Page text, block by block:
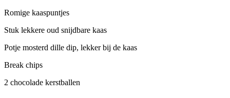
Romige kaaspuntjes
Stuk lekkere oud snijdbare kaas
Potje mosterd dille dip, lekker bij de kaas
Break chips
2 chocolade kerstballen